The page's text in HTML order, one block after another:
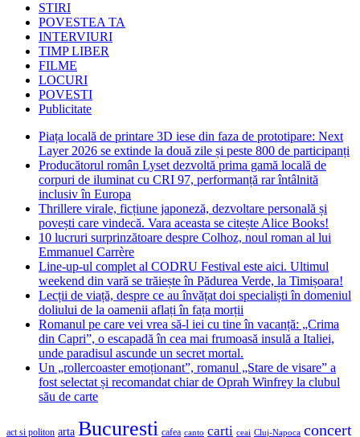
STIRI
POVESTEA TA
INTERVIURI
TIMP LIBER
FILME
LOCURI
POVESTI
Publicitate
Piața locală de printare 3D iese din faza de prototipare: Next
Layer 2026 se extinde la două zile și peste 800 de participanți
Producătorul român Lyset dezvoltă prima gamă locală de
corpuri de iluminat cu CRI 97, performanță rar întâlnită
inclusiv în Europa
Thrillere virale, ficțiune japoneză, dezvoltare personală și
povești care vindecă. Vara aceasta se citește Alice Books!
10 lucruri surprinzătoare despre Colhoz, noul roman al lui
Emmanuel Carrère
Line-up-ul complet al CODRU Festival este aici. Ultimul
weekend din vară se trăiește în Pădurea Verde, la Timișoara!
Lecții de viață, despre ce au învățat doi specialiști în domeniul
doliului de la oamenii aflați în fața morții
Romanul pe care vei vrea să-l iei cu tine în vacanță: „Crima
din Capri”, o escapadă în cea mai frumoasă insulă a Italiei,
unde paradisul ascunde un secret mortal.
Un „rollercoaster emoționant”, romanul „Stare de visare” a
fost selectat și recomandat chiar de Oprah Winfrey la clubul
său de carte
act si politon arta Bucuresti cafea canto carti ceai Cluj-Napoca concert